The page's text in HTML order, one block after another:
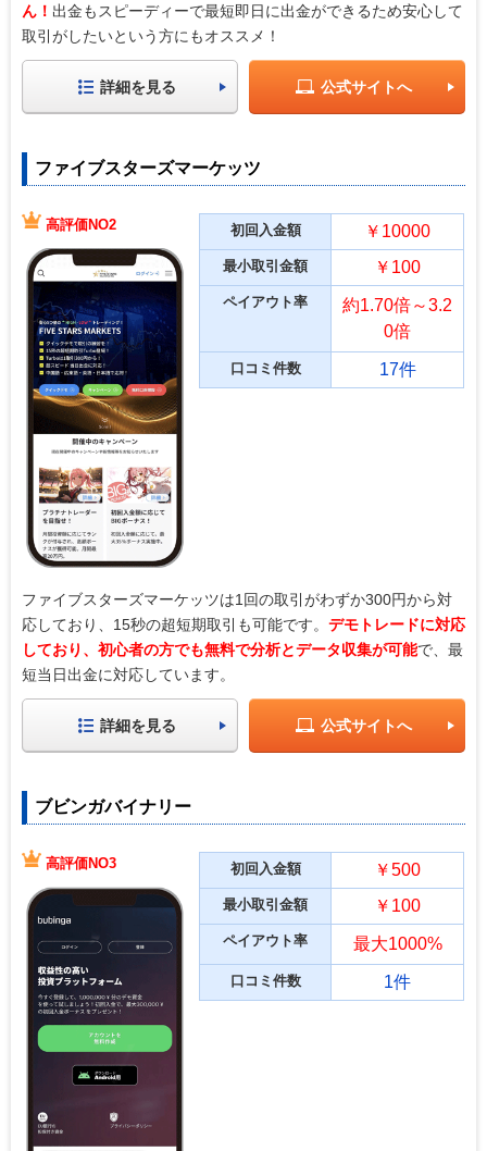
ん！ 出金もスピーディーで最短即日に出金ができるため安心して
取引がしたいという方にもオススメ！
詳細を見る 公式サイトへ
ファイブスターズマーケッツ
高評価NO2 初回入金額 ￥10000
最小取引金額 ￥100
ペイアウト率
約1.70倍～3.2
0倍
口コミ件数 17件
ファイブスターズマーケッツは1回の取引がわずか300円から対
応しており、15秒の超短期取引も可能です。 デモトレードに対応
しており、初心者の方でも無料で分析とデータ収集が可能で、最
短当日出金に対応しています。
詳細を見る 公式サイトへ
ブビンガバイナリー
高評価NO3 初回入金額 ￥500
最小取引金額 ￥100
ペイアウト率 最大1000%
口コミ件数 1件